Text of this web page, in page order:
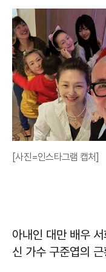
[사진=인스타그램 캡처]
아내인 대만 배우
신 가수 구준엽의